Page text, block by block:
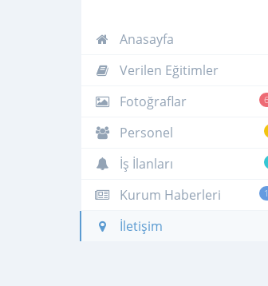
Anasayfa
Verilen Eğitimler
Fotoğraflar
Personel
İş İlanları
Kurum Haberleri
İletişim